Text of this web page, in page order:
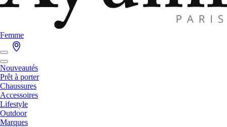
Femme
Nouveautés
Prêt à porter
Chaussures
Accessoires
Lifestyle
Outdoor
Marques